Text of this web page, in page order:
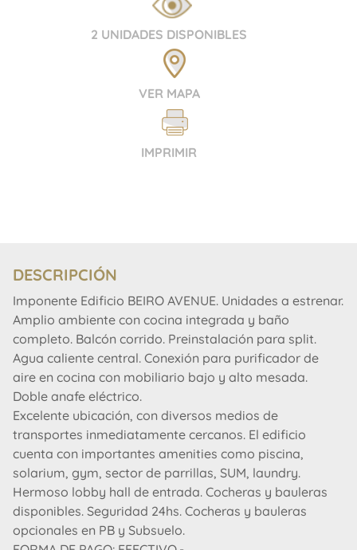
2 UNIDADES DISPONIBLES
VER MAPA
IMPRIMIR
DESCRIPCIÓN
Imponente Edificio BEIRO AVENUE. Unidades a estrenar.
Amplio ambiente con cocina integrada y baño
completo. Balcón corrido. Preinstalación para split.
Agua caliente central. Conexión para purificador de
aire en cocina con mobiliario bajo y alto mesada.
Doble anafe eléctrico.
Excelente ubicación, con diversos medios de
transportes inmediatamente cercanos. El edificio
cuenta con importantes amenities como piscina,
solarium, gym, sector de parrillas, SUM, laundry.
Hermoso lobby hall de entrada. Cocheras y bauleras
disponibles. Seguridad 24hs. Cocheras y bauleras
opcionales en PB y Subsuelo.